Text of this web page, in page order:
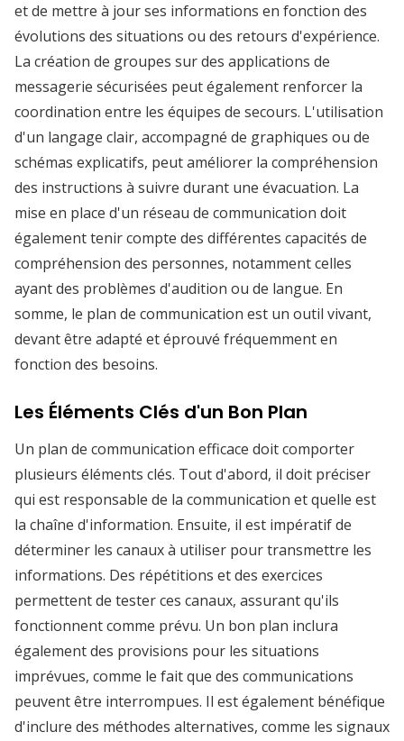
et de mettre à jour ses informations en fonction des
évolutions des situations ou des retours d'expérience.
La création de groupes sur des applications de
messagerie sécurisées peut également renforcer la
coordination entre les équipes de secours. L'utilisation
d'un langage clair, accompagné de graphiques ou de
schémas explicatifs, peut améliorer la compréhension
des instructions à suivre durant une évacuation. La
mise en place d'un réseau de communication doit
également tenir compte des différentes capacités de
compréhension des personnes, notamment celles
ayant des problèmes d'audition ou de langue. En
somme, le plan de communication est un outil vivant,
devant être adapté et éprouvé fréquemment en
fonction des besoins.
Les Éléments Clés d'un Bon Plan
Un plan de communication efficace doit comporter
plusieurs éléments clés. Tout d'abord, il doit préciser
qui est responsable de la communication et quelle est
la chaîne d'information. Ensuite, il est impératif de
déterminer les canaux à utiliser pour transmettre les
informations. Des répétitions et des exercices
permettent de tester ces canaux, assurant qu'ils
fonctionnent comme prévu. Un bon plan inclura
également des provisions pour les situations
imprévues, comme le fait que des communications
peuvent être interrompues. Il est également bénéfique
d'inclure des méthodes alternatives, comme les signaux